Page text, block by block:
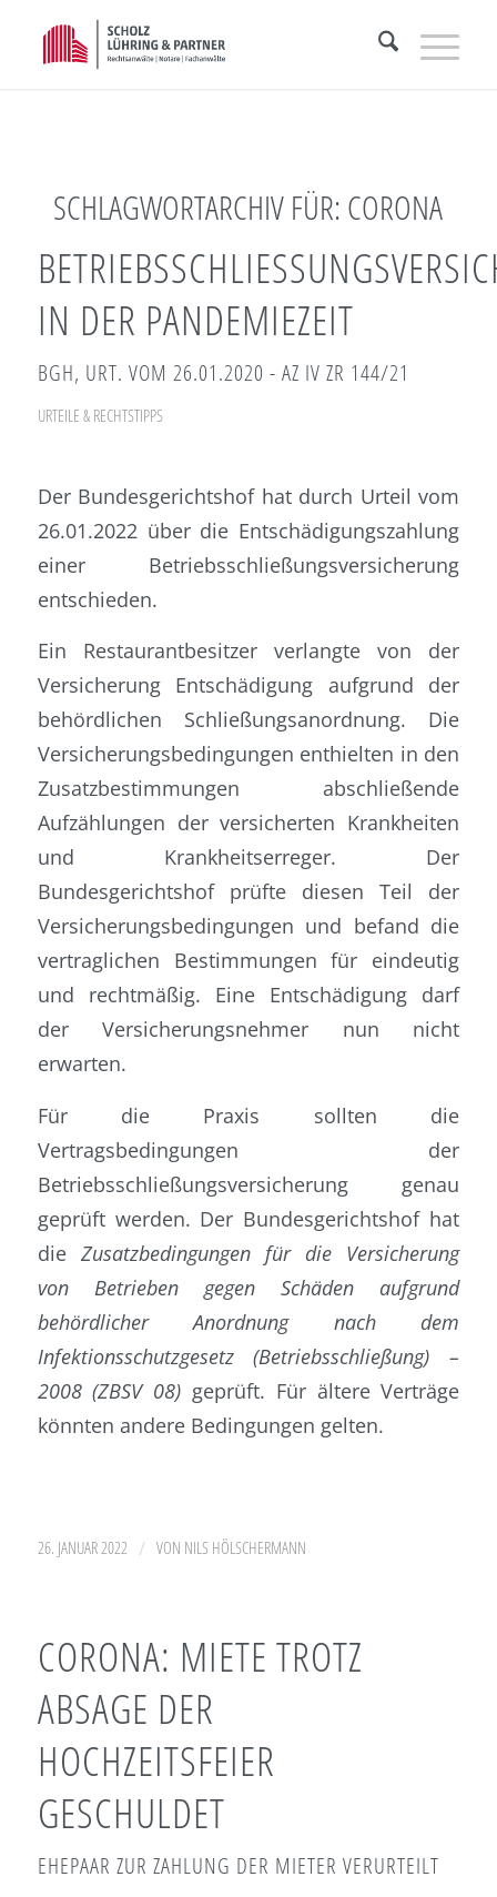
SCHLAGWORTARCHIV FÜR:CORONA
N DER PANDEMIEZEIT
BGH, URT. VOM 26.01.2020 - AZ IV ZR 144/21
URTEILE & RECHTSTIPPS
Der Bundesgerichtshof hat durch Urteil vom
26.01.2022 über die Entschädigungszahlung
einer Betriebsschließungsversicherung
entschieden.
Ein Restaurantbesitzer verlangte von der
Versicherung Entschädigung aufgrund der
behördlichen Schließungsanordnung. Die
Versicherungsbedingungen enthielten in den
Zusatzbestimmungen abschließende
Aufzählungen der versicherten Krankheiten
und Krankheitserreger. Der
Bundesgerichtshof prüfte diesen Teil der
Versicherungsbedingungen und befand die
vertraglichen Bestimmungen für eindeutig
und rechtmäßig. Eine Entschädigung darf
der Versicherungsnehmer nun nicht
erwarten.
Für die Praxis sollten die
Vertragsbedingungen der
Betriebsschließungsversicherung genau
geprüft werden. Der Bundesgerichtshof hat
die Zusatzbedingungen für die Versicherung
von Betrieben gegen Schäden aufgrund
behördlicher Anordnung nach dem
Infektionsschutzgesetz (Betriebsschließung) –
2008 (ZBSV 08) geprüft. Für ältere Verträge
könnten andere Bedingungen gelten.
26. JANUAR 2022 / VON NILS HÖLSCHERMANN
CORONA: MIETE TROTZ
ABSAGE DER
HOCHZEITSFEIER
GESCHULDET
EHEPAAR ZUR ZAHLUNG DER MIETER VERURTEILT